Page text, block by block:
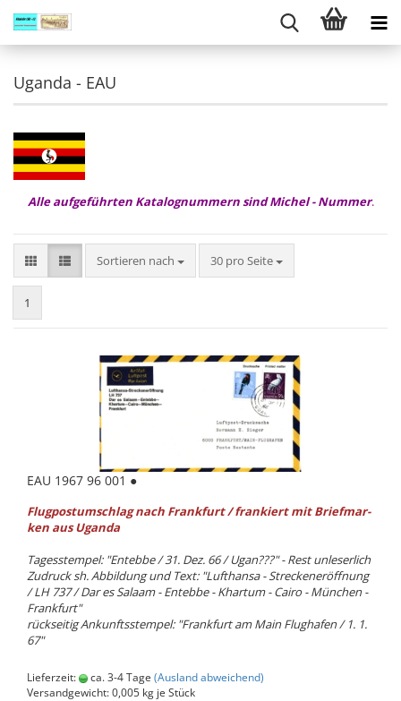
Uganda - EAU
Alle aufgeführten Katalognummern sind Michel - Nummer.
Sortieren nach
Sortieren nach 30 pro Seite
pro Seite
1
EAU 1967 96 001 ●
Flug­pos­tum­schlagnach Frank­furt / fran­kiert mit Brief­mar­
ken aus Ugan­da
Ta­ges­stem­pel: "En­teb­be / 31. Dez. 66 / Ugan???" - Rest un­le­ser­lich
Zu­druck sh. Ab­bil­dung und Text: "Luft­han­sa - Stre­cken­er­öff­nung
/ LH 737 / Dar es Sa­laam - En­teb­be - Khar­tum - Cairo - Mün­chen -
Frank­furt"
rück­sei­tig An­kunfts­stem­pel: "Frank­furt am Main Flug­ha­fen / 1. 1.
67"
Lieferzeit: ca. 3-4 Tage (Ausland abweichend)
Versandgewicht:0,005 kg je Stück